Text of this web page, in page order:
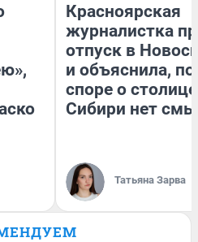
Красноярская
журналистка
отпуск в
и объяснила,
споре о столице
Сибири нет
Татьяна Зарва